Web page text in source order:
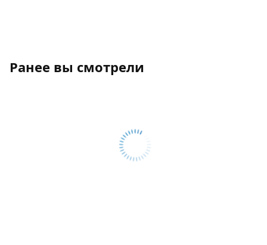
Ранее вы смотрели